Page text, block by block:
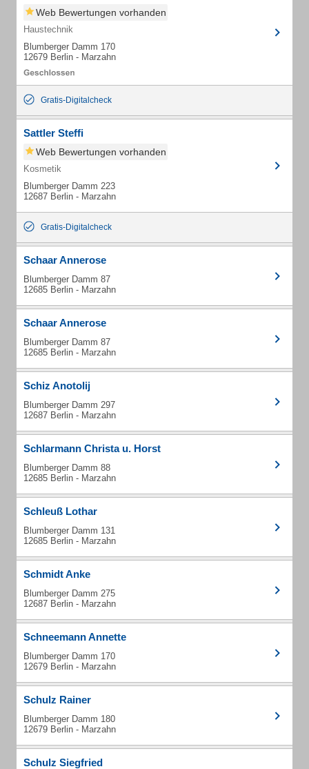
Web Bewertungen vorhanden
Haustechnik
Blumberger Damm 170
12679 Berlin - Marzahn
Gratis-Digitalcheck
Sattler Steffi
Web Bewertungen vorhanden
Kosmetik
Blumberger Damm 223
12687 Berlin - Marzahn
Gratis-Digitalcheck
Schaar Annerose
Blumberger Damm 87
12685 Berlin - Marzahn
Schaar Annerose
Blumberger Damm 87
12685 Berlin - Marzahn
Schiz Anotolij
Blumberger Damm 297
12687 Berlin - Marzahn
Schlarmann Christa u. Horst
Blumberger Damm 88
12685 Berlin - Marzahn
Schleuß Lothar
Blumberger Damm 131
12685 Berlin - Marzahn
Schmidt Anke
Blumberger Damm 275
12687 Berlin - Marzahn
Schneemann Annette
Blumberger Damm 170
12679 Berlin - Marzahn
Schulz Rainer
Blumberger Damm 180
12679 Berlin - Marzahn
Schulz Siegfried